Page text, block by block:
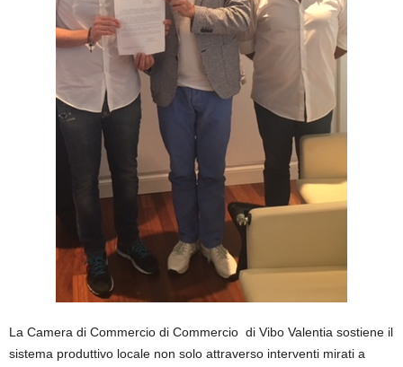
La Camera di Commercio di Commercio di Vibo Valentia sostiene il
sistema produttivo locale non solo attraverso interventi mirati a